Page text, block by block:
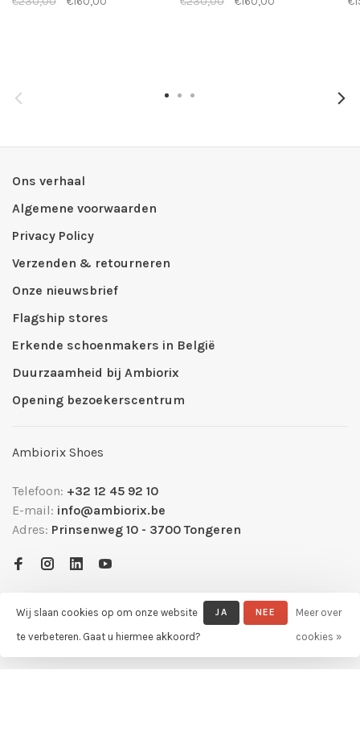
Ons verhaal
Algemene voorwaarden
Privacy Policy
Verzenden & retourneren
Onze nieuwsbrief
Flagship stores
Erkende schoenmakers in België
Duurzaamheid bij Ambiorix
Opening bezoekerscentrum
Ambiorix Shoes
Telefoon: +32 12 45 92 10
E-mail: info@ambiorix.be
Adres: Prinsenweg 10 - 3700 Tongeren
Wij slaan cookies op om onze website
te verbeteren. Gaat u hiermee akkoord?
JA NEE
Meer over
cookies »